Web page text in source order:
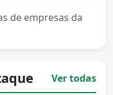
de empresas da
Ver todas